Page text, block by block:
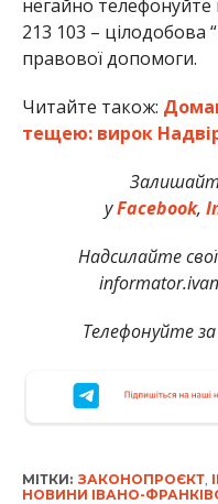
негайно телефонуйте
213 103 – цілодобова
правової допомоги.
Читайте також:
тещею: вирок
уFacebook,
Надсилайте
Телефонуйте
МІТКИ: ЗАКОНОПРОЄКТ,
НОВИНИ ІВАНО-